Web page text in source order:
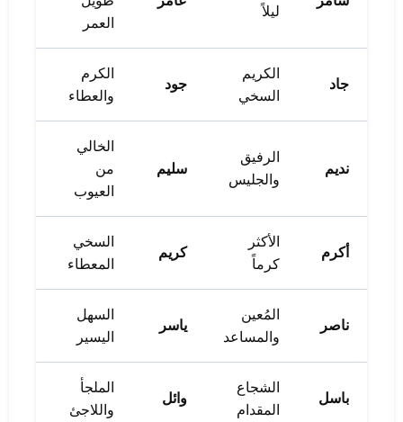
ليلاً
العمر
جاد
الكريم
السخي
جود
الكرم
والعطاء
نديم
الرفيق
والجليس
سليم
الخالي
من
العيوب
أكرم
الأكثر
كرماً
كريم
السخي
المعطاء
ناصر
المُعين
والمساعد
ياسر
السهل
اليسير
باسل
الشجاع
المقدام
وائل
الملجأ
واللاجئ